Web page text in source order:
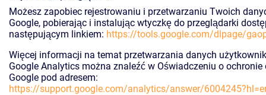
Możesz zapobiec rejestrowaniu i przetwarzaniu Twoich
Google, pobierając i instalując wtyczkę do przeglądarki
następującym linkiem: https://tools.google.com/dlpage/
Więcej informacji na temat przetwarzania danych
Google Analytics można znaleźć w Oświadczeniu o ochronie
Google pod adresem:
https://support.google.com/analytics/answer/